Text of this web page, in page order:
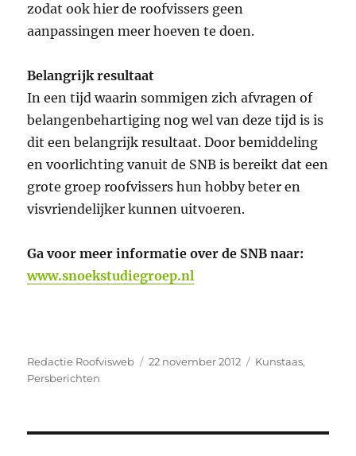
zodat ook hier de roofvissers geen
aanpassingen meer hoeven te doen.
Belangrijk resultaat
In een tijd waarin sommigen zich afvragen of
belangenbehartiging nog wel van deze tijd is is
dit een belangrijk resultaat. Door bemiddeling
en voorlichting vanuit de SNB is bereikt dat een
grote groep roofvissers hun hobby beter en
visvriendelijker kunnen uitvoeren.
Ga voor meer informatie over de SNB naar:
www.snoekstudiegroep.nl
Auteur
Redactie Roofvisweb
Geplaatst
22 november 2012 Categorieën
Kunstaas,
Persberichten